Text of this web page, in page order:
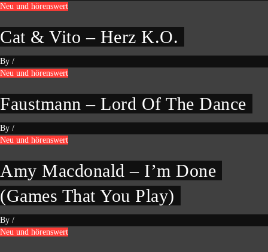
Neu und hörenswert
Cat & Vito – Herz K.O.
By /
Neu und hörenswert
Faustmann – Lord Of The Dance
By /
Neu und hörenswert
Amy Macdonald – I’m Done
(Games That You Play)
By /
Neu und hörenswert